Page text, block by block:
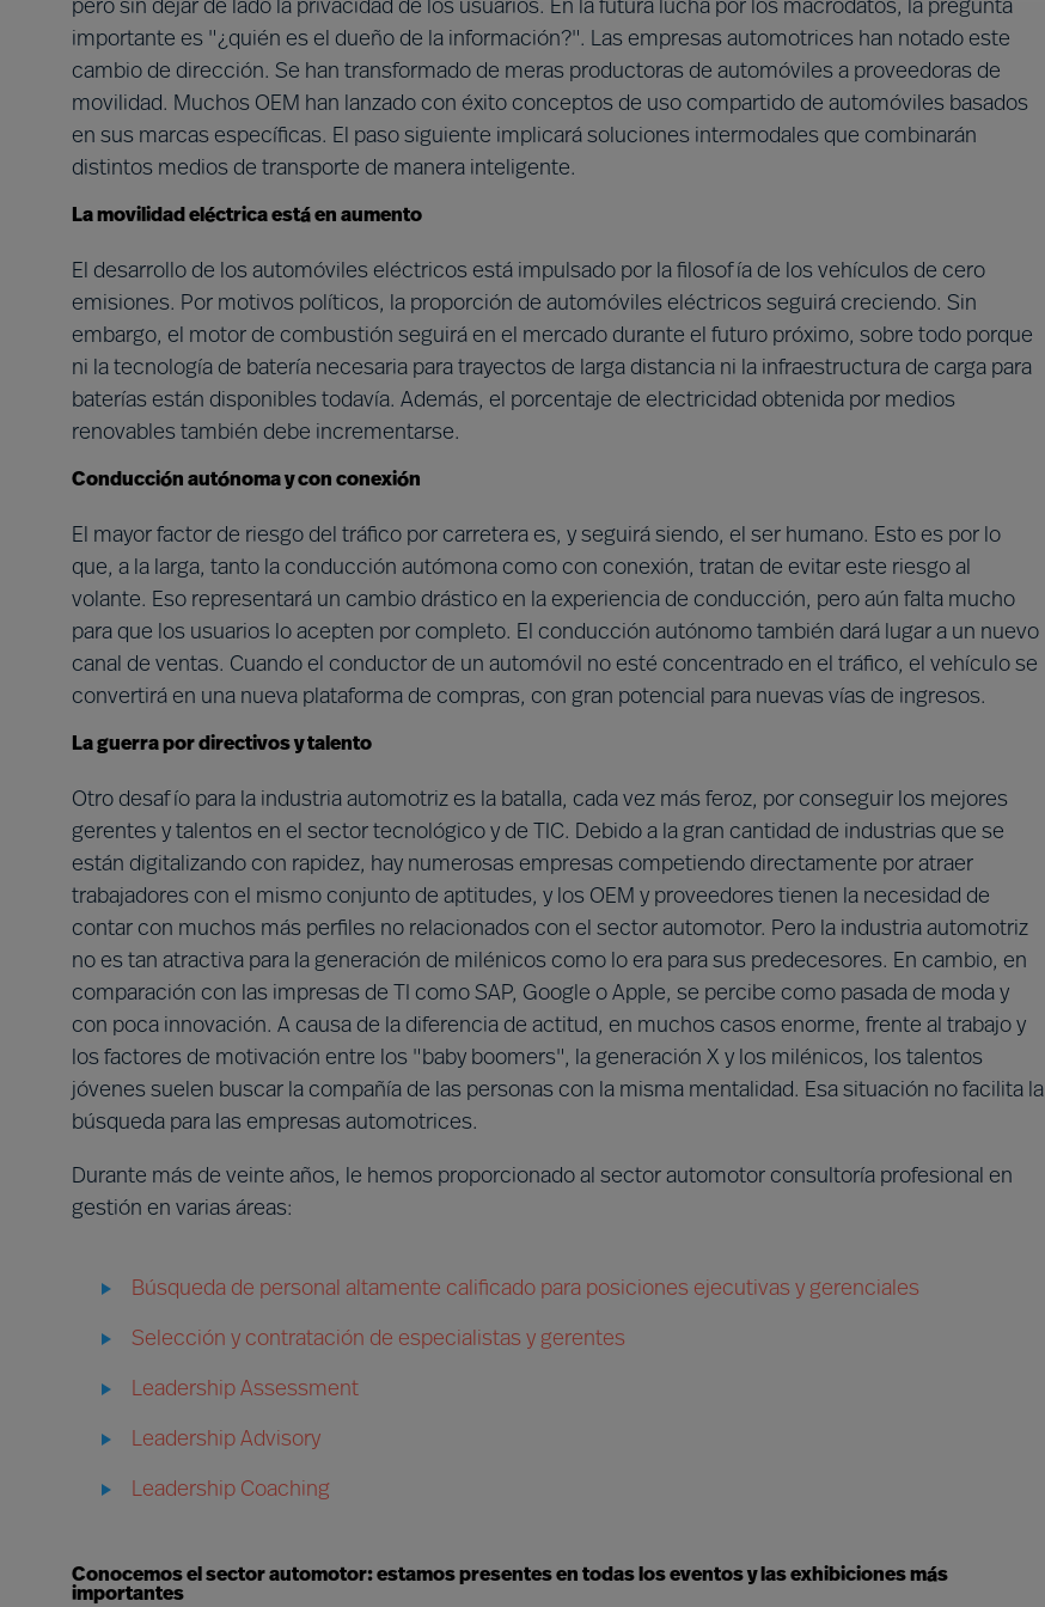
pero sin dejar de lado la privacidad de los usuarios. En la futura lucha por los macrodatos, la pregunta
importante es "¿quién es el dueño de la información?". Las empresas automotrices han notado este
cambio de dirección. Se han transformado de meras productoras de automóviles a proveedoras de
movilidad. Muchos OEM han lanzado con éxito conceptos de uso compartido de automóviles basados
en sus marcas específicas. El paso siguiente implicará soluciones intermodales que combinarán
distintos medios de transporte de manera inteligente.
La movilidad eléctrica está en aumento
El desarrollo de los automóviles eléctricos está impulsado por la filosofía de los vehículos de cero
emisiones. Por motivos políticos, la proporción de automóviles eléctricos seguirá creciendo. Sin
embargo, el motor de combustión seguirá en el mercado durante el futuro próximo, sobre todo porque
ni la tecnología de batería necesaria para trayectos de larga distancia ni la infraestructura de carga para
baterías están disponibles todavía. Además, el porcentaje de electricidad obtenida por medios
renovables también debe incrementarse.
Conducción autónoma y con conexión
El mayor factor de riesgo del tráfico por carretera es, y seguirá siendo, el ser humano. Esto es por lo
que, a la larga, tanto la conducción autómona como con conexión, tratan de evitar este riesgo al
volante. Eso representará un cambio drástico en la experiencia de conducción, pero aún falta mucho
para que los usuarios lo acepten por completo. El conducción autónomo también dará lugar a un nuevo
canal de ventas. Cuando el conductor de un automóvil no esté concentrado en el tráfico, el vehículo se
convertirá en una nueva plataforma de compras, con gran potencial para nuevas vías de ingresos.
La guerra por directivos y talento
Otro desafío para la industria automotriz es la batalla, cada vez más feroz, por conseguir los mejores
gerentes y talentos en el sector tecnológico y de TIC. Debido a la gran cantidad de industrias que se
están digitalizando con rapidez, hay numerosas empresas competiendo directamente por atraer
trabajadores con el mismo conjunto de aptitudes, y los OEM y proveedores tienen la necesidad de
contar con muchos más perfiles no relacionados con el sector automotor. Pero la industria automotriz
no es tan atractiva para la generación de milénicos como lo era para sus predecesores. En cambio, en
comparación con las impresas de TI como SAP, Google o Apple, se percibe como pasada de moda y
con poca innovación. A causa de la diferencia de actitud, en muchos casos enorme, frente al trabajo y
los factores de motivación entre los "baby boomers", la generación X y los milénicos, los talentos
jóvenes suelen buscar la compañía de las personas con la misma mentalidad. Esa situación no facilita la
búsqueda para las empresas automotrices.
Durante más de veinte años, le hemos proporcionado al sector automotor consultoría profesional en
gestión en varias áreas:
Búsqueda de personal altamente calificado para posiciones ejecutivas y gerenciales
Selección y contratación de especialistas y gerentes
Leadership Assessment
Leadership Advisory
Leadership Coaching
Conocemos el sector automotor: estamos presentes en todas los eventos y las exhibiciones más
importantes